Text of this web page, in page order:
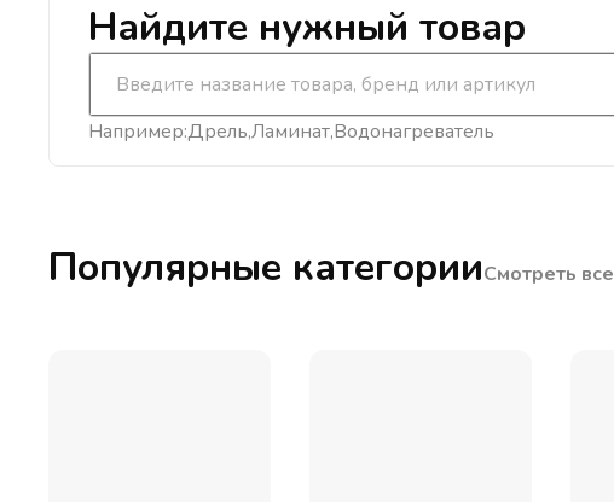
Найдите нужный товар
Например:ДрельЛаминатВодонагреватель
Популярные категорииСмотреть все